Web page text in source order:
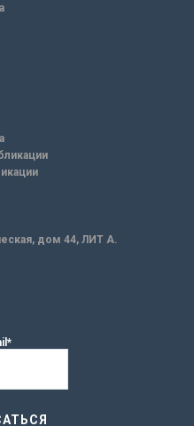
дом 44, ЛИТ А.